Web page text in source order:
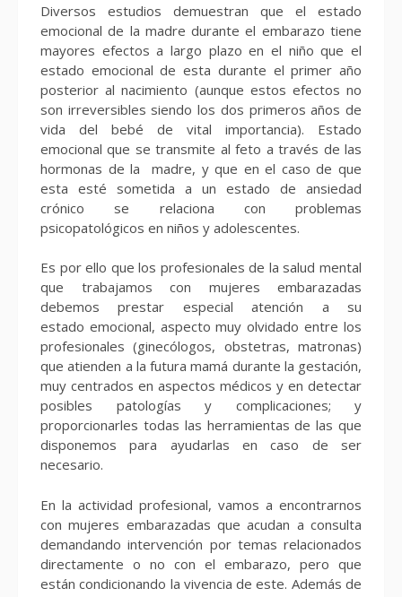
Diversos estudios demuestran que el estado
emocional de la madre durante el embarazo tiene
mayores efectos a largo plazo en el niño que el
estado emocional de esta durante el primer año
posterior al nacimiento (aunque estos efectos no
son irreversibles siendo los dos primeros años de
vida del bebé de vital importancia). Estado
emocional que se transmite al feto a través de las
hormonas de la madre, y que en el caso de que
esta esté sometida a un estado de ansiedad
crónico se relaciona con problemas
psicopatológicos en niños y adolescentes.
Es por ello que los profesionales de la salud mental
que trabajamos con mujeres embarazadas
debemos prestar especial atención a su
estado emocional, aspecto muy olvidado entre los
profesionales (ginecólogos, obstetras, matronas)
que atienden a la futura mamá durante la gestación,
muy centrados en aspectos médicos y en detectar
posibles patologías y complicaciones; y
proporcionarles todas las herramientas de las que
disponemos para ayudarlas en caso de ser
necesario.
En la actividad profesional, vamos a encontrarnos
con mujeres embarazadas que acudan a consulta
demandando intervención por temas relacionados
directamente o no con el embarazo, pero que
están condicionando la vivencia de este. Además de